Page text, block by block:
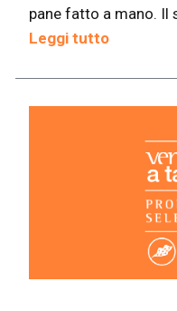
pane fatto a mano. Il
Leggi tutto